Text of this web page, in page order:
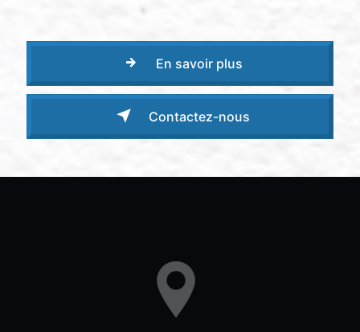
En savoir plus
Contactez-nous